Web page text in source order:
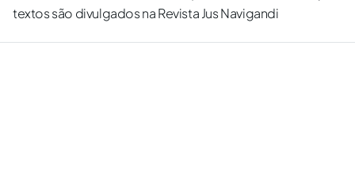
textos são divulgados na Revista Jus Navigandi